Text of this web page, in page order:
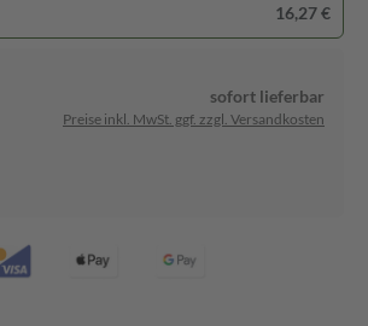
16,27 €
sofort lieferbar
Preise inkl. MwSt. ggf. zzgl. Versandkosten